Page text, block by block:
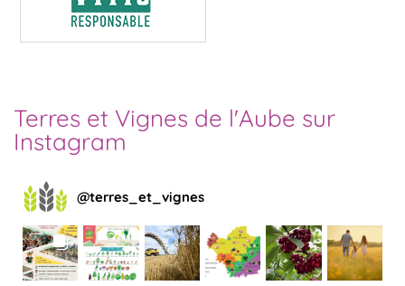
Terres et Vignes de l'Aube sur
Instagram
@terres_et_vignes